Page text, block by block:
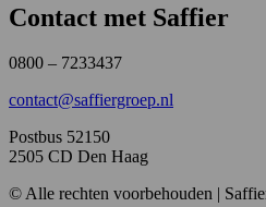
Contact met Saffier
0800 – 7233437
contact@saffiergroep.nl
Postbus 52150
2505 CD Den Haag
© Alle rechten voorbehouden |